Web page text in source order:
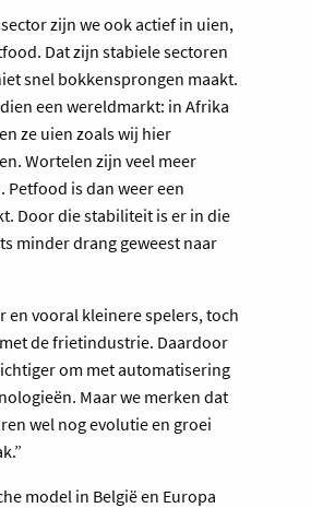
zijn we ook actief in uien,
Dat zijn stabiele sectoren
snel bokkensprongen maakt.
een wereldmarkt: in Afrika
ze uien zoals wij hier
Wortelen zijn veel meer
Petfood is dan weer een
Door die stabiliteit is er in die
minder drang geweest naar
en vooral kleinere spelers, toch
de frietindustrie. Daardoor
om met automatisering
Maar we merken dat
wel nog evolutie en groei
model in België en Europa